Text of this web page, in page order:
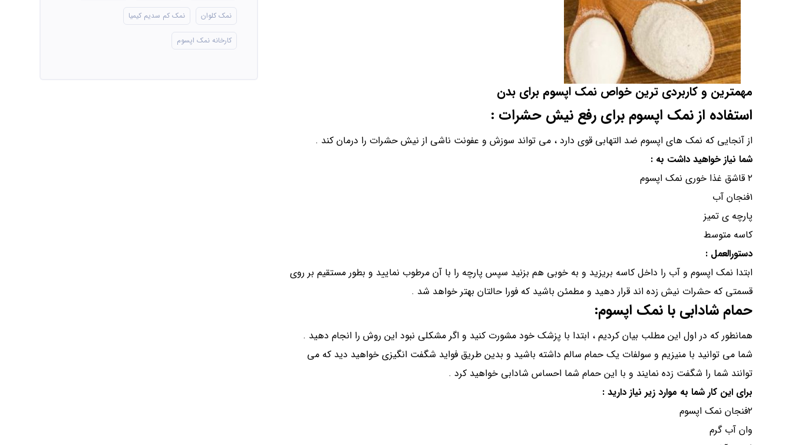
مهمترین و کاربردی ترین خواص نمک اپسوم برای بدن
استفاده از نمک اپسوم برای رفع نیش حشرات :
از آنجایی که نمک های اپسوم ضد التهابی قوی دارد ، می تواند سوزش و عفونت ناشی از نیش حشرات را درمان کند .
شما نیاز خواهید داشت به :
۲ قاشق غذا خوری نمک اپسوم
۱فنجان آب
پارچه ی تمیز
کاسه متوسط
دستورالعمل :
ابتدا نمک اپسوم و آب را داخل کاسه بریزید و به خوبی هم بزنید سپس پارچه را با آن مرطوب نمایید و بطور مستقیم بر روی
قسمتی که حشرات نیش زده اند قرار دهید و مطمئن باشید که فورا حالتان بهتر خواهد شد .
حمام شادابی با نمک اپسوم:
همانطور که در اول این مطلب بیان کردیم ، ابتدا با پزشک خود مشورت کنید و اگر مشکلی نبود این روش را انجام دهید .
شما می توانید با منیزیم و سولفات یک حمام سالم داشته باشید و بدین طریق فواید شگفت انگیزی خواهید دید که می
توانند شما را شگفت زده نمایند و با این حمام شما احساس شادابی خواهید کرد .
برای این کار شما به موارد زیر نیاز دارید :
۲فنجان نمک اپسوم
وان آب گرم
نمک کلوان نمک کم سدیم کیمیا
کارخانه نمک اپسوم